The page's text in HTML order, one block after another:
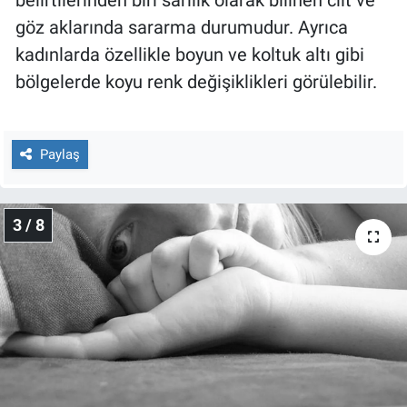
göz aklarında sararma durumudur. Ayrıca
kadınlarda özellikle boyun ve koltuk altı gibi
bölgelerde koyu renk değişiklikleri görülebilir.
Paylaş
3 / 8
Yerel Yaşam
Canlı Yayın